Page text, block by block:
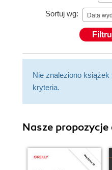
Sortuj wg: Data
Nie znaleziono książek
kryteria.
Nasze propozycje